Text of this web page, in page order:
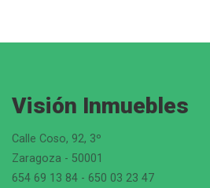
Visión Inmuebles
Calle Coso, 92, 3º
Zaragoza - 50001
654 69 13 84 - 650 03 23 47